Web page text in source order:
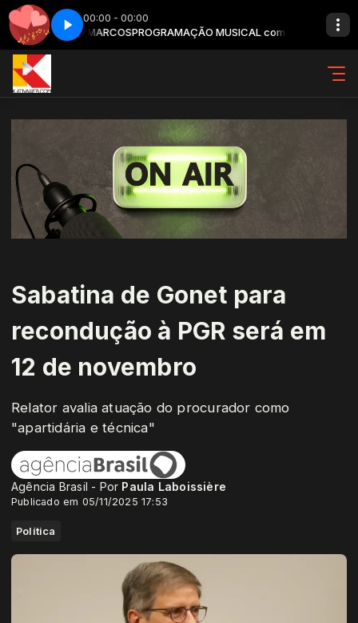
00:00 - 00:00
ANTONIO MARCOSPROGRAMAÇÃO MUSICAL com ANTONIO
Love hits - Parte 2
Sabatina de Gonet para
recondução à PGR será em
12 de novembro
Relator avalia atuação do procurador como
"apartidária e técnica"
Agência Brasil - Por Paula Laboissière
Publicado em 05/11/2025 17:53
Política